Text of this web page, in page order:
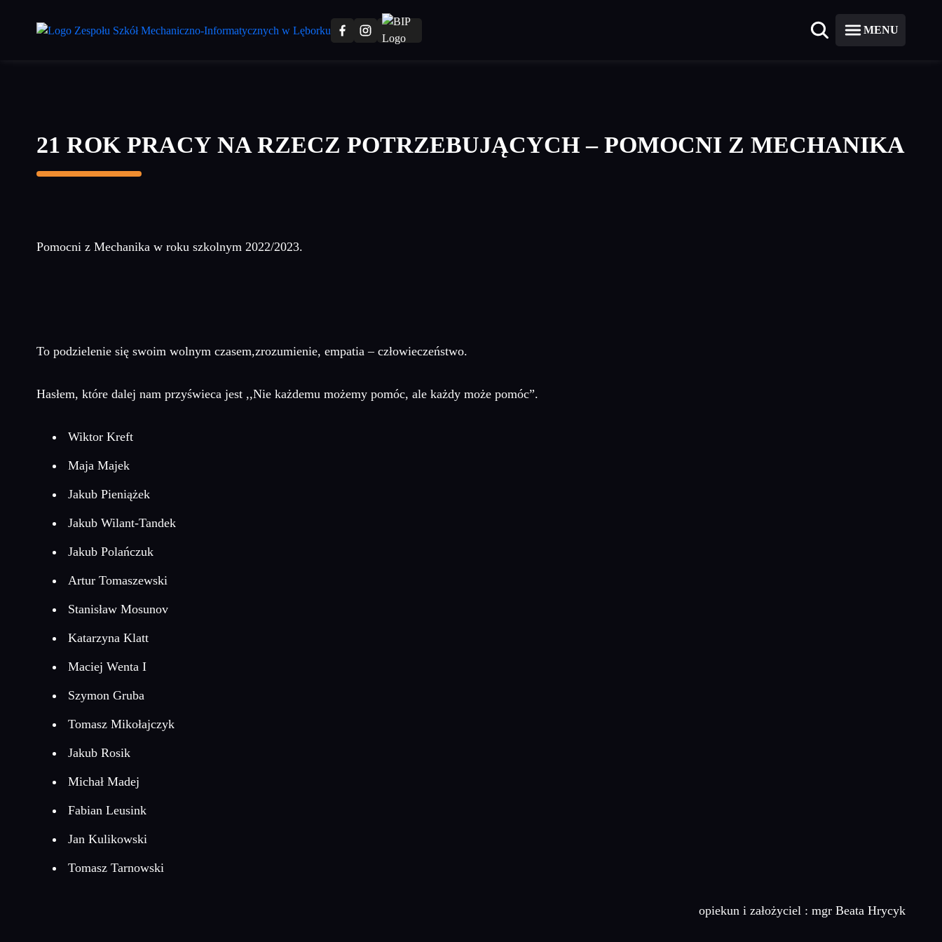
MENU
21 ROK PRACY NA RZECZ POTRZEBUJĄCYCH – POMOCNI Z MECHANIKA
Pomocni z Mechanika w roku szkolnym 2022/2023.
To podzielenie się swoim wolnym czasem,zrozumienie, empatia – człowieczeństwo.
Hasłem, które dalej nam przyświeca jest ,,Nie każdemu możemy pomóc, ale każdy może pomóc”.
Wiktor Kreft
Maja Majek
Jakub Pieniążek
Jakub Wilant-Tandek
Jakub Polańczuk
Artur Tomaszewski
Stanisław Mosunov
Katarzyna Klatt
Maciej Wenta I
Szymon Gruba
Tomasz Mikołajczyk
Jakub Rosik
Michał Madej
Fabian Leusink
Jan Kulikowski
Tomasz Tarnowski
opiekun i założyciel : mgr Beata Hrycyk